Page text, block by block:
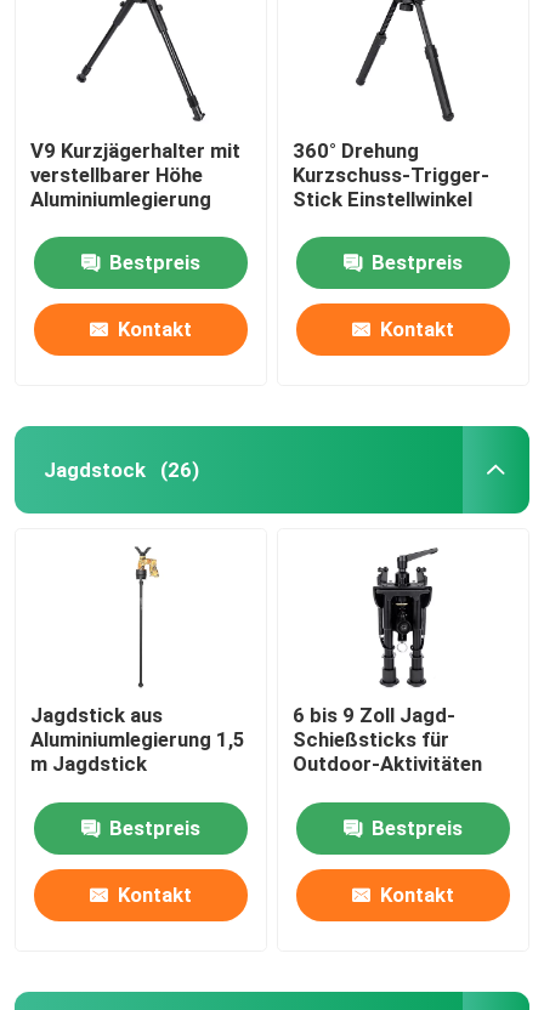
V9 Kurzjägerhalter mit
verstellbarer Höhe
Aluminiumlegierung
Bestpreis
Kontakt
360° Drehung
Kurzschuss-Trigger-
Stick Einstellwinkel
Bestpreis
Kontakt
Jagdstock (26)
Jagdstick aus
Aluminiumlegierung 1,5
m Jagdstick
Bestpreis
Kontakt
6 bis 9 Zoll Jagd-
Schießsticks für
Outdoor-Aktivitäten
Bestpreis
Kontakt